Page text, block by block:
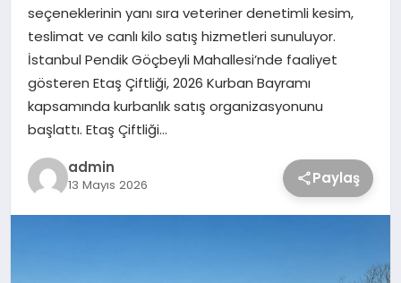
seçeneklerinin yanı sıra veteriner denetimli kesim,
teslimat ve canlı kilo satış hizmetleri sunuluyor.
İstanbul Pendik Göçbeyli Mahallesi’nde faaliyet
gösteren Etaş Çiftliği, 2026 Kurban Bayramı
kapsamında kurbanlık satış organizasyonunu
başlattı. Etaş Çiftliği…
admin
13 Mayıs 2026 Paylaş